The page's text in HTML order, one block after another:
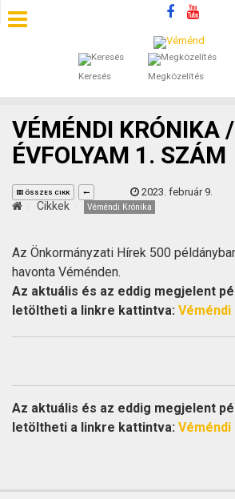
Keresés Megközelítés
SZÁLLÁSOK
ÁLTALÁNOS SZERZŐDÉSI
KINCSES BARANYA VÉMÉND
VÉMÉNDI KRÓNIKA
ÉVFOLYAM 1. SZÁM
ÖSSZES CIKK 2023. február 9.
Cikkek Véméndi Krónika
Az Önkormányzati Hírek 500
havonta Véménden.
Az aktuális és az eddig megjelent
letöltheti a linkre kattintva: Véméndi
Az aktuális és az eddig megjelent
letöltheti a linkre kattintva: Véméndi